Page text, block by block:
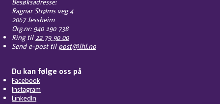
Ragnar Strøms veg 4
2067 Jessheim
Org.nr: 940 190 738
Ring til 22 79 90 00
Send e-post til post@lhl.no
Du kan følge oss på
Facebook
Instagram
LinkedIn